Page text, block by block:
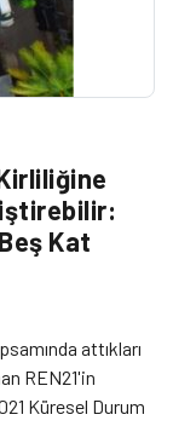
Kat
attıkları
REN21'in
Küresel Durum